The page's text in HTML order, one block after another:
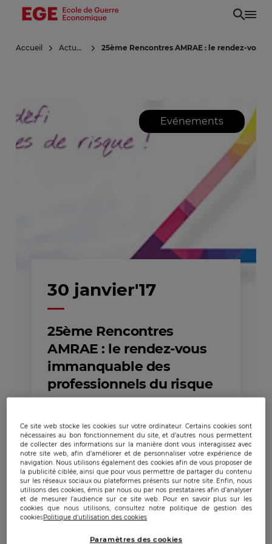
Aller
principal
Accueil Actualités 25ème Rencontres AMRAE : le rendez-
30 janvier'17
25ème Rencontres
AMRAE : le rendez-vous
immanquable des
professionnels du risque
Evénements
Publicado: 30/01/2017|Actualizado: 22/12/2023
Ce site web stocke les cookies sur votre ordinateur. Certains cookies sont
nécessaires au bon fonctionnement du site, et d’autres nous permettent
de collecter des informations sur la manière dont vous interagissez avec
notre site web, afin d’améliorer et de personnaliser votre expérience de
navigation. Nous utilisons également des cookies afin de vous proposer de
la publicité ciblée, ainsi que pour vous permettre de partager du contenu
sur les réseaux sociaux ou plateformes présents sur notre site. Enfin, nous
utilisons des cookies, émis par nous ou par nos prestataires afin d’analyser
et de mesurer l’audience sur ce site web. Pour en savoir plus sur les
cookies que nous utilisons, consultez notre politique de gestion des
cookiesPolitique d'utilisation des cookies
Paramètres des cookies